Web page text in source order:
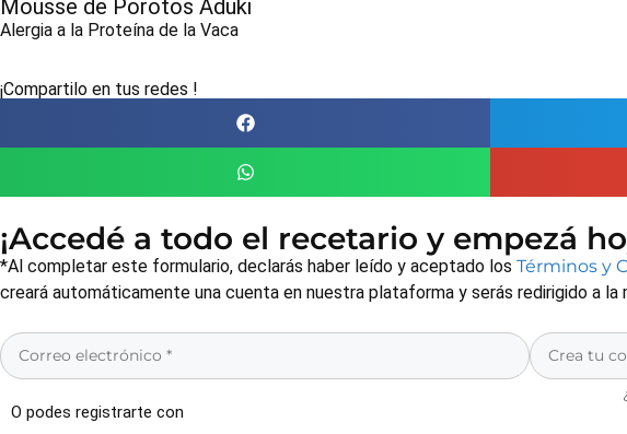
Mousse de Porotos Aduki
Alergia a la Proteína de la Vaca
¡Compartilo en tus redes !
¡Accedé a todo el recetario y empezá
*Al completar este formulario, declarás haber leído y aceptado los Términos y
creará automáticamente una cuenta en nuestra plataforma y serás redirigido a la
O podes registrarte con